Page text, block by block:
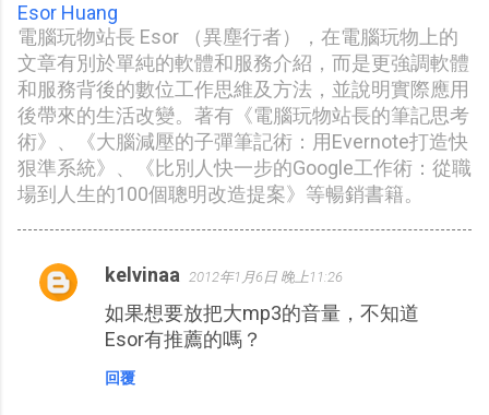
Esor Huang
電腦玩物站長 Esor （異塵行者），在電腦玩物上的
文章有別於單純的軟體和服務介紹，而是更強調軟體
和服務背後的數位工作思維及方法，並說明實際應用
後帶來的生活改變。著有《電腦玩物站長的筆記思考
術》、《大腦減壓的子彈筆記術：用Evernote打造快
狠準系統》、《比別人快一步的Google工作術：從職
場到人生的100個聰明改造提案》等暢銷書籍。
留
kelvinaa 2012年1月6日 晚上11:26
如果想要放把大mp3的音量，不知道
Esor有推薦的嗎？
回覆